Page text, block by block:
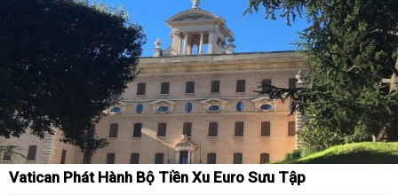
Vatican Phát Hành Bộ Tiền Xu Euro Sưu Tập